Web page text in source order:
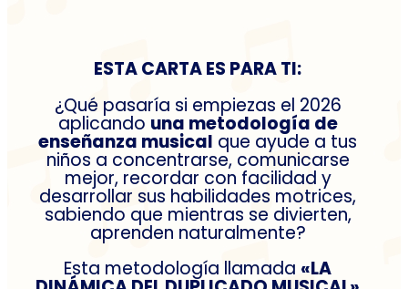
ESTA CARTA ES PARA TI:
¿Qué pasaría si empiezas el 2026
aplicando una metodología de
enseñanza musical que ayude a tus
niños a concentrarse, comunicarse
mejor, recordar con facilidad y
desarrollar sus habilidades motrices,
sabiendo que mientras se divierten,
aprenden naturalmente?
Esta metodología llamada «LA